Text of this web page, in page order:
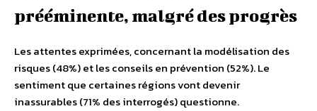
prééminente, malgré des progrès
Les attentes exprimées, concernant la modélisation des
risques (48%) et les conseils en prévention (52%). Le
sentiment que certaines régions vont devenir
inassurables (71% des interrogés) questionne.